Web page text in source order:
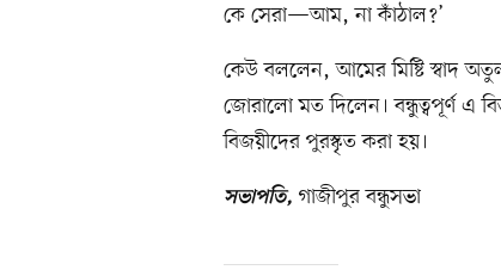
কে সেরা—আম, না কাঁঠাল?’
কেউ বললেন, আমের মিষ্টি স্বাদ
জোরালো মত দিলেন। বন্ধুত্বপূর্ণ এ
বিজয়ীদের পুরস্কৃত করা হয়।
সভাপতি, গাজীপুর বন্ধুসভা